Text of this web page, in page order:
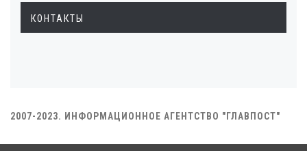
КОНТАКТЫ
2007-2023. ИНФОРМАЦИОННОЕ АГЕНТСТВО "ГЛАВПОСТ"